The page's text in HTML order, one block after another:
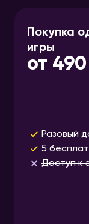
Покупка
игры
от
Разовый
5
Доступ к